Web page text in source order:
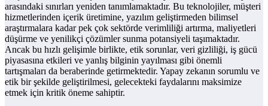
arasındaki sınırları yeniden tanımlamaktadır. Bu teknolojiler, müşteri
hizmetlerinden içerik üretimine, yazılım geliştirmeden bilimsel
araştırmalara kadar pek çok sektörde verimliliği artırma, maliyetleri
düşürme ve yenilikçi çözümler sunma potansiyeli taşımaktadır.
Ancak bu hızlı gelişimle birlikte, etik sorunlar, veri gizliliği, iş gücü
piyasasına etkileri ve yanlış bilginin yayılması gibi önemli
tartışmaları da beraberinde getirmektedir. Yapay zekanın sorumlu ve
etik bir şekilde geliştirilmesi, gelecekteki faydalarını maksimize
etmek için kritik öneme sahiptir.